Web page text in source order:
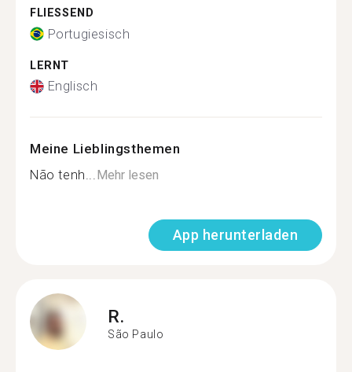
FLIESSEND
Portugiesisch
LERNT
Englisch
Meine Lieblingsthemen
Não tenh...Mehr lesen
App herunterladen
R.
São Paulo